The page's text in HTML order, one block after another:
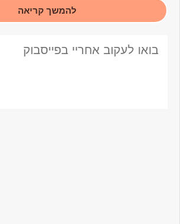
להמשך קריאה
בואו לעקוב אחריי בפייסבוק